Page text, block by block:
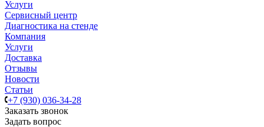
Услуги
Сервисный центр
Диагностика на стенде
Компания
Услуги
Доставка
Отзывы
Новости
Статьи
+7 (930) 036-34-28
Заказать звонок
Задать вопрос